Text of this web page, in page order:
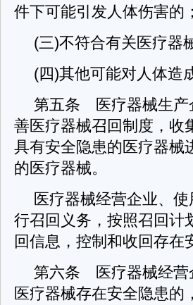
件下可能引发人体伤害的；
(三)不符合有关医疗器
(四)其他可能对人体造
第五条 医疗器械生产
善医疗器械召回制度，收
具有安全隐患的医疗器械
的医疗器械。
医疗器械经营企业、
行召回义务，按照召回计
回信息，控制和收回存在
第六条 医疗器械经营
医疗器械存在安全隐患的